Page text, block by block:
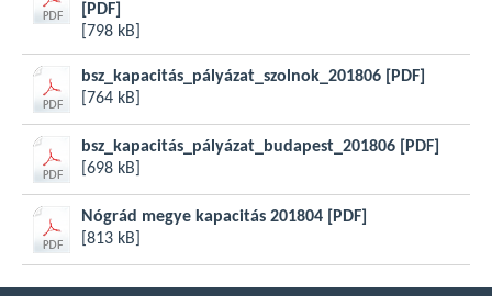
[PDF]
[798 kB]
bsz_kapacitás_pályázat_szolnok_201806
[PDF]
[764 kB]
bsz_kapacitás_pályázat_budapest_201806
[PDF]
[698 kB]
Nógrád megye kapacitás 201804
[PDF]
[813 kB]